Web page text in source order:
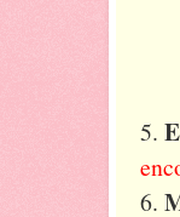
-
-
-
5.
6.